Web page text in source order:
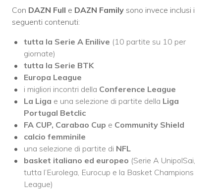
Con DAZN Full e DAZN Family sono invece inclusi i
seguenti contenuti:
tutta la Serie A Enilive (10 partite su 10 per
giornate)
tutta la Serie BTK
Europa League
i migliori incontri della Conference League
La Liga e una selezione di partite della Liga
Portugal Betclic
FA CUP, Carabao Cup e Community Shield
calcio femminile
una selezione di partite di NFL
basket italiano ed europeo (Serie A UnipolSai,
tutta l’Eurolega, Eurocup e la Basket Champions
League)